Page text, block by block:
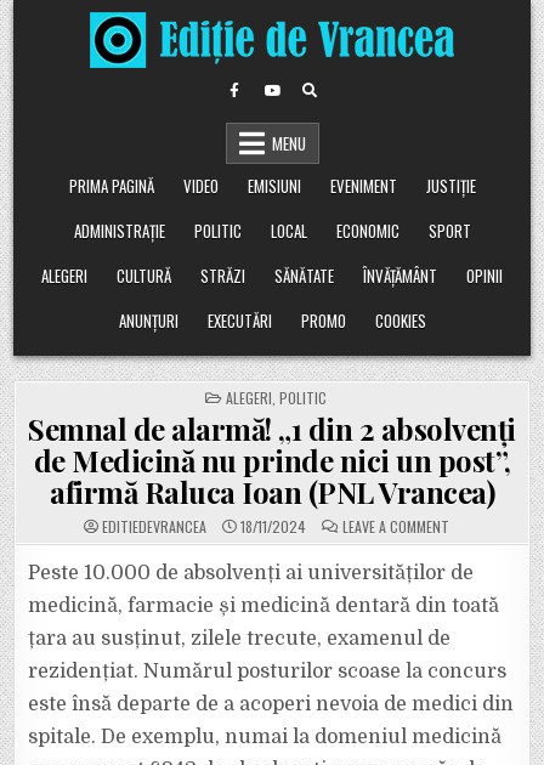
Skip
to
content
MENU
PRIMA PAGINĂ
VIDEO EMISIUNI EVENIMENT
JUSTIȚIE
ADMINISTRAȚIE
POLITIC LOCAL ECONOMIC
SPORT
ALEGERI
CULTURĂ STRĂZI SĂNĂTATE ÎNVĂȚĂMÂNT
OPINII
ANUNȚURI
EXECUTĂRI PROMO COOKIES
POSTED
IN
ALEGERI POLITIC
Semnal de alarmă! „1 din 2 absolvenți
de Medicină nu prinde nici un post”,
afirmă Raluca Ioan (PNL Vrancea)
EDITIEDEVRANCEA 18/11/2024 LEAVE A COMMENTON
SEMNAL
ALARMĂ!
„1
DIN
2
DE
NU
NICI
UN
POST”,
AFIRMĂ
RALUCA
Peste 10.000 de absolvenți ai universităților de
medicină, farmacie și medicină dentară din toată
țara au susținut, zilele trecute, examenul de
rezidențiat. Numărul posturilor scoase la concurs
este însă departe de a acoperi nevoia de medici din
spitale. De exemplu, numai la domeniul medicină